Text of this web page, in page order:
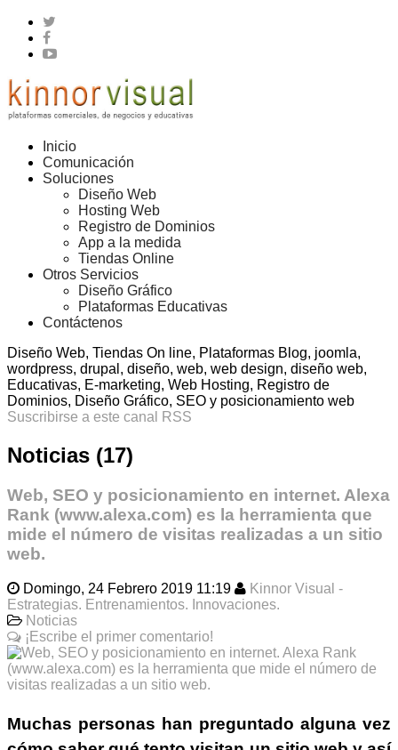
Inicio
Comunicación
Soluciones
Diseño Web
Hosting Web
Registro de Dominios
App a la medida
Tiendas Online
Otros Servicios
Diseño Gráfico
Plataformas Educativas
Contáctenos
Diseño Web, Tiendas On line, Plataformas Blog, joomla,
wordpress, drupal, diseño, web, web design, diseño web,
Educativas, E-marketing, Web Hosting, Registro de
Dominios, Diseño Gráfico, SEO y posicionamiento web
Suscribirse a este canal RSS
Noticias (17)
Web, SEO y posicionamiento en internet. Alexa
Rank (www.alexa.com) es la herramienta que
mide el número de visitas realizadas a un sitio
web.
Domingo, 24 Febrero 2019 11:19
Kinnor Visual -
Estrategias. Entrenamientos. Innovaciones.
Noticias
¡Escribe el primer comentario!
Muchas personas han preguntado alguna vez